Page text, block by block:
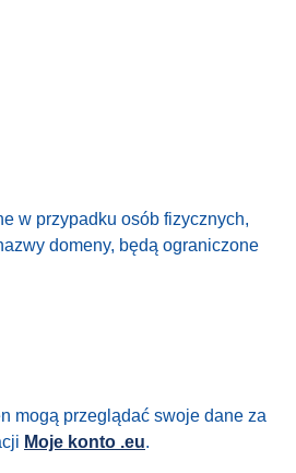
w przypadku osób fizycznych,
domeny, będą ograniczone
mogą przeglądać swoje dane za
Moje konto .eu.